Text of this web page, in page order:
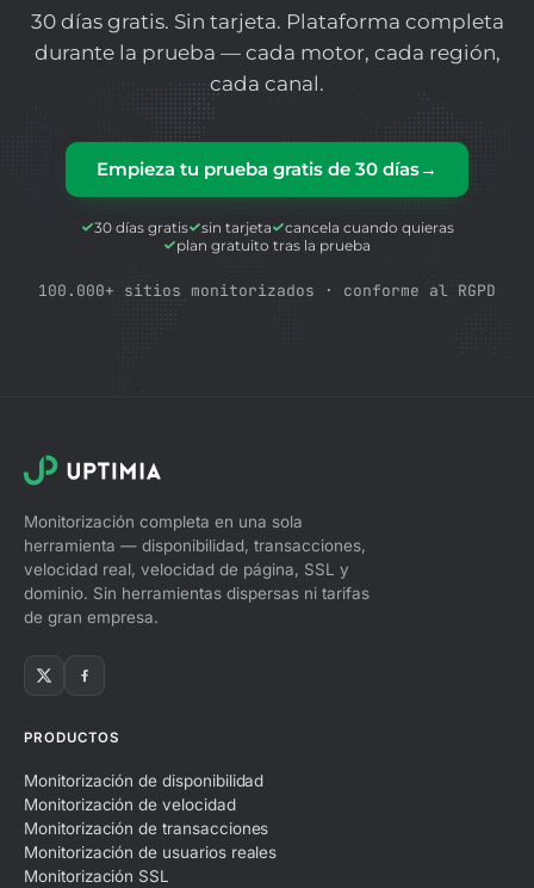
30 días gratis. Sin tarjeta. Plataforma completa
durante la prueba — cada motor, cada región,
cada canal.
Empieza tu prueba gratis de 30 días→
30 días gratis sin tarjeta
cancela cuando quieras
plan gratuito tras la prueba
100.000+ sitios monitorizados · conforme al RGPD
Monitorización completa en una sola
herramienta — disponibilidad, transacciones,
velocidad real, velocidad de página, SSL y
dominio. Sin herramientas dispersas ni tarifas
de gran empresa.
PRODUCTOS
Monitorización de disponibilidad
Monitorización de velocidad
Monitorización de transacciones
Monitorización de usuarios reales
Monitorización SSL